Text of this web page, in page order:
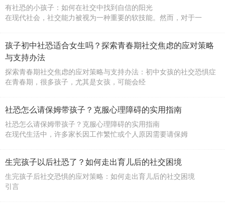
有社恐的小孩子：如何在社交中找到自信的阳光
在现代社会，社交能力被视为一种重要的软技能。然而，对于一
孩子初中社恐适合女生吗？探索青春期社交焦虑的应对策略
与支持办法
探索青春期社交焦虑的应对策略与支持办法：初中女孩的社交恐惧症
在青春期，很多孩子，尤其是女孩，可能会经
社恐怎么请保姆带孩子？克服心理障碍的实用指南
社恐怎么请保姆带孩子？克服心理障碍的实用指南
在现代生活中，许多家长因工作繁忙或个人原因需要请保姆
生完孩子以后社恐了？如何走出育儿后的社交困境
生完孩子后社交恐惧的应对策略：如何走出育儿后的社交困境
引言